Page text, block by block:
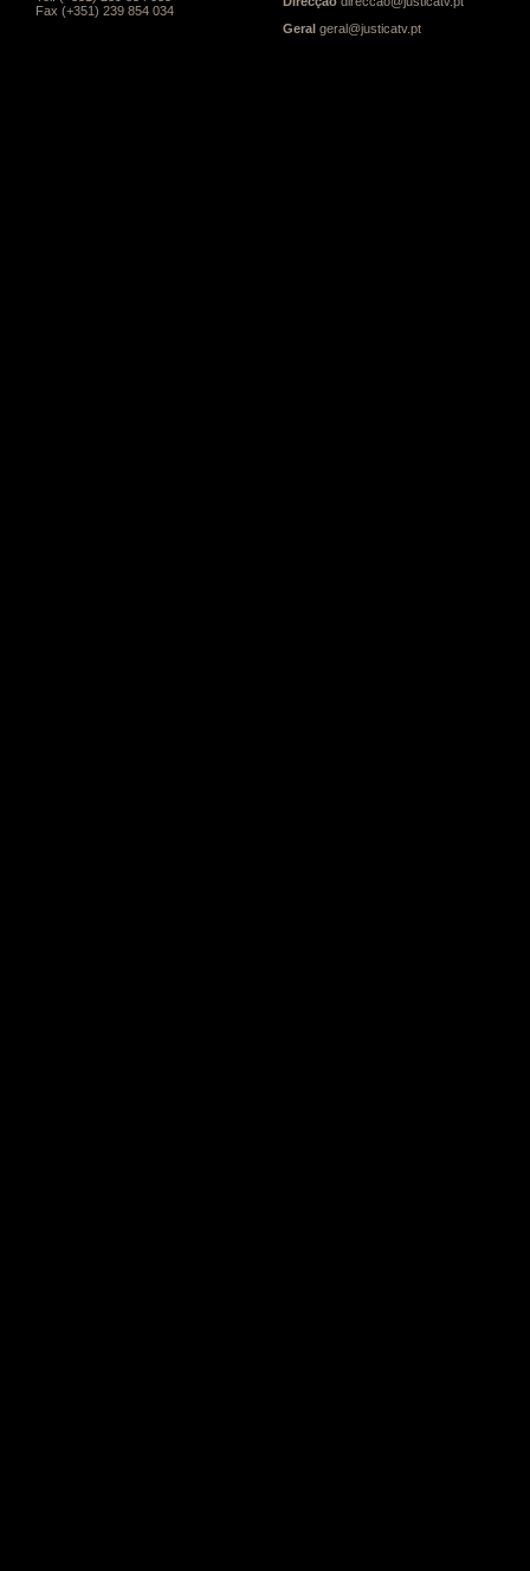
Fax (+351) 239 854 034
Geral geral@justicatv.pt